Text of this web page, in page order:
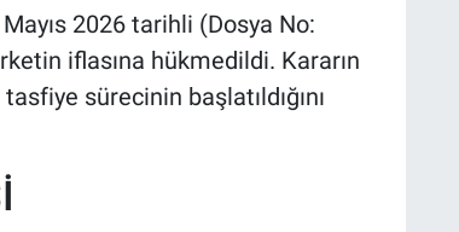
2026 tarihli (Dosya No:
iflasına hükmedildi. Kararın
sürecinin başlatıldığını